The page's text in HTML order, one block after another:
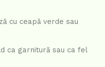
cu ceapă verde sau
ca garnitură sau ca fel